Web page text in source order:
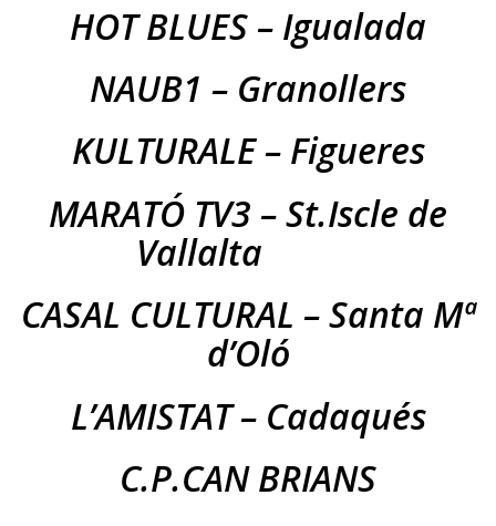
HOT BLUES – Igualada
NAUB1 – Granollers
KULTURALE – Figueres
MARATÓ TV3 – St.Iscle de
Vallalta
CASAL CULTURAL – Santa Mª
d’Oló
L’AMISTAT – Cadaqués
C.P.CAN BRIANS